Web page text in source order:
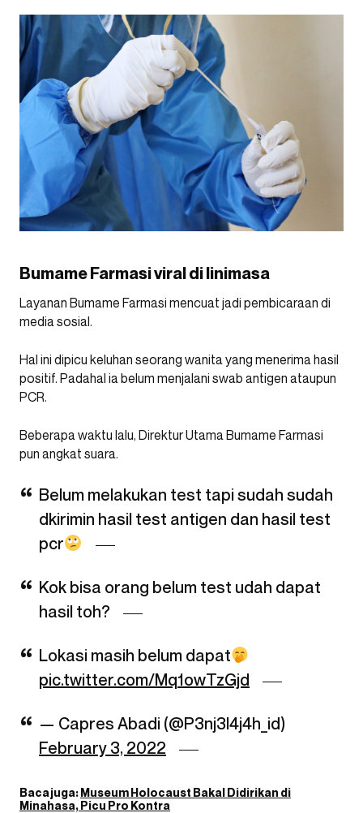
Bumame Farmasi viral di linimasa
Layanan Bumame Farmasi mencuat jadi pembicaraan di
media sosial.
Hal ini dipicu keluhan seorang wanita yang menerima hasil
positif. Padahal ia belum menjalani swab antigen ataupun
PCR.
Beberapa waktu lalu, Direktur Utama Bumame Farmasi
pun angkat suara.
Belum melakukan test tapi sudah sudah
dkirimin hasil test antigen dan hasil test
pcr
Kok bisa orang belum test udah dapat
hasil toh?
Lokasi masih belum dapat
pic.twitter.com/Mq1owTzGjd
— Capres Abadi (@P3nj3l4j4h_id)
February 3, 2022
Baca juga:Museum Holocaust Bakal Didirikan di
Minahasa, Picu Pro Kontra